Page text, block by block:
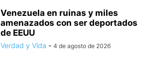
Venezuela en ruinas y miles
amenazados con ser deportados
de EEUU
Verdad y Vida - 4 de agosto de 2026